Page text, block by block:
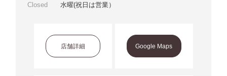
Closed
水曜(祝日は営業）
店舗詳細 Google Maps